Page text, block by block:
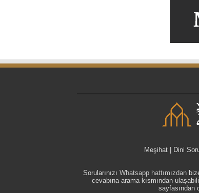
Meşihat | Dini
SorularınızıWhatsapp hattımızdan
cevabına arama kısmından
sayfasından